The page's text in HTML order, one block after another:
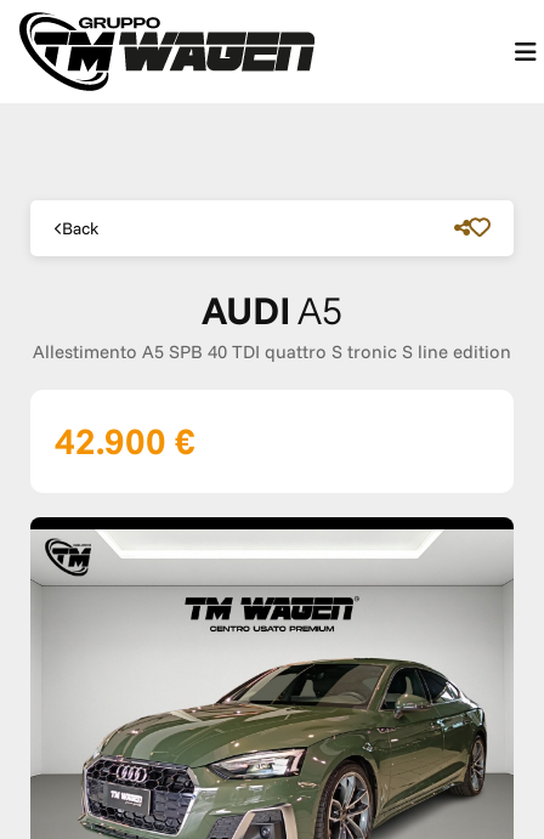
Back
AUDI A5
Allestimento A5 SPB 40 TDI quattro S tronic S line edition
42.900 €